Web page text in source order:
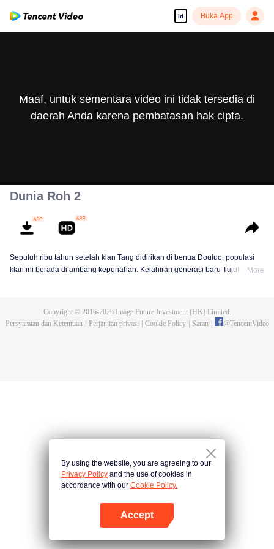
id Buka App
Maaf, untuk sementara video ini tidak tersedia di
daerah Anda karena pembatasan hak cipta.
Dunia Roh 2
Sepuluh ribu tahun setelah klan Tang didirikan di benua Douluo, populasi
klan ini berada di ambang kepunahan. Kelahiran generasi baru Tujuh
More
Copyright © 2016-2026Image Future Investment (HK) Limited.
Persyaratan dan Ketentuan
Perjanjian privasi Cookie Policy Saran @TencentVideo
By using the website, you are agreeing to our
Privacy Policy and the use of cookies in
accordance with our Cookie Policy.
Accept